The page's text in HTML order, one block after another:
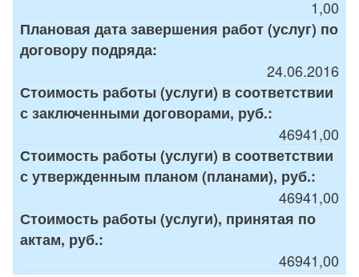
1,00
Плановая дата завершения работ (услуг) по
договору подряда:
24.06.2016
Стоимость работы (услуги) в соответствии
с заключенными договорами, руб.:
46941,00
Стоимость работы (услуги) в соответствии
с утвержденным планом (планами), руб.:
46941,00
Стоимость работы (услуги), принятая по
актам, руб.:
46941,00